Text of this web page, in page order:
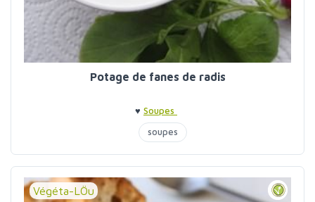
Potage de fanes de radis
♥ Soupes
soupes
Végéta-LÖu